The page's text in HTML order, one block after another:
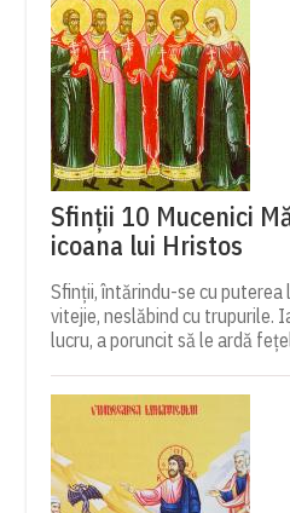
Sfinții 10 Mucenici
icoana lui Hristos
Sfinții, întărindu-se cu puterea
vitejie, neslăbind cu trupurile.
lucru, a poruncit să le ardă